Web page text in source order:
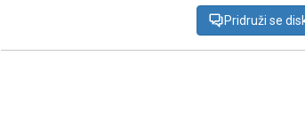
Pridruži se